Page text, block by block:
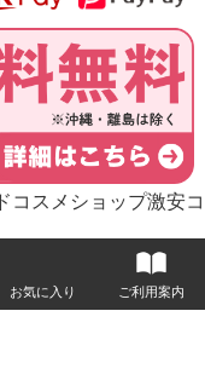
コスメショップ激安コ
お気に入り ご利用案内